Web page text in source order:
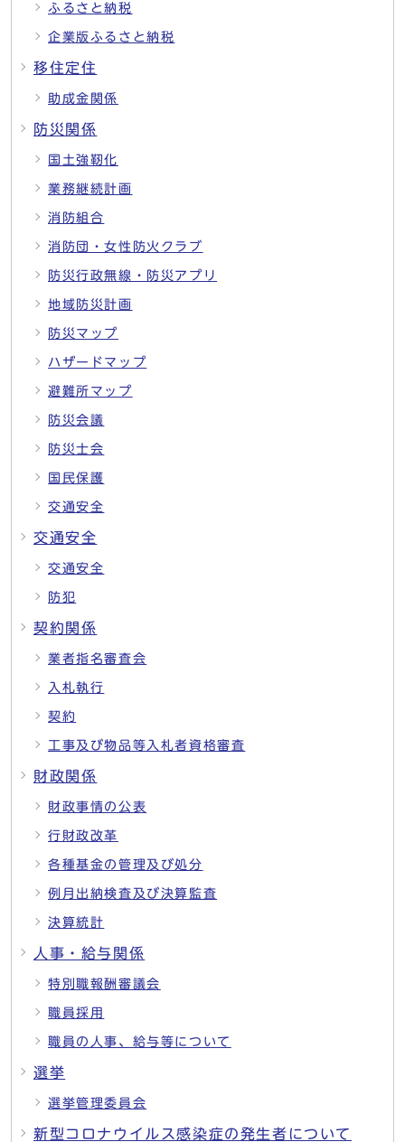
ふるさと納税
企業版ふるさと納税
移住定住
助成金関係
防災関係
国土強靭化
業務継続計画
消防組合
消防団・女性防火クラブ
防災行政無線・防災アプリ
地域防災計画
防災マップ
ハザードマップ
避難所マップ
防災会議
防災士会
国民保護
交通安全
交通安全
交通安全
防犯
契約関係
業者指名審査会
入札執行
契約
工事及び物品等入札者資格審査
財政関係
財政事情の公表
行財政改革
各種基金の管理及び処分
例月出納検査及び決算監査
決算統計
人事・給与関係
特別職報酬審議会
職員採用
職員の人事、給与等について
選挙
選挙管理委員会
新型コロナウイルス感染症の発生者について